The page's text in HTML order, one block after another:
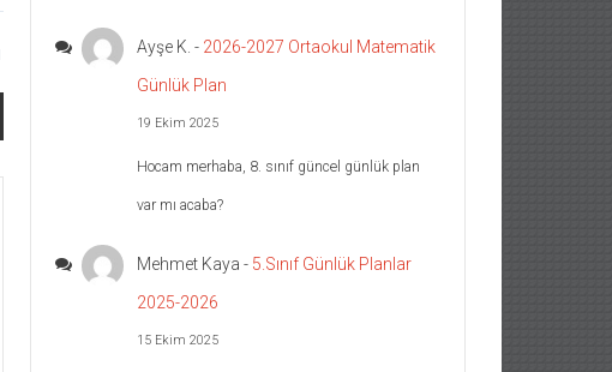
Ayşe K. - 2026-2027 Ortaokul Matematik
Günlük Plan
19 Ekim 2025
Hocam merhaba, 8. sınıf güncel günlük plan
var mı acaba?
Mehmet Kaya - 5.Sınıf Günlük Planlar
2025-2026
15 Ekim 2025